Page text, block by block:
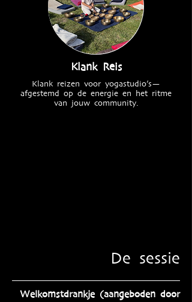
Klank Reis
Klank reizen voor yogastudio’s—
afgestemd op de energie en het ritme
van jouw community.
De sessie
Welkomstdrankje (aangeboden door